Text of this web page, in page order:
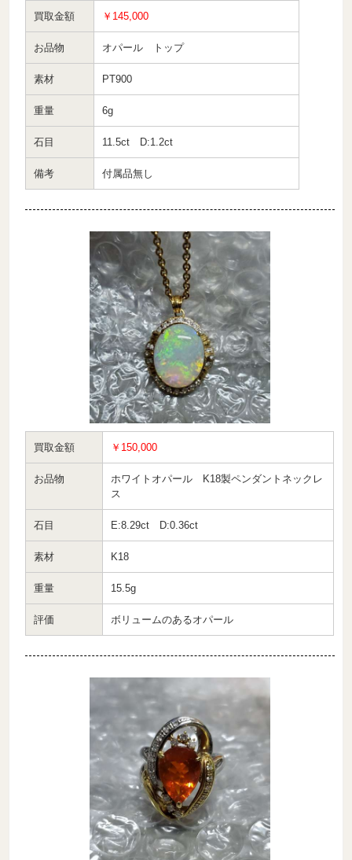
買取金額 ￥145,000
お品物 オパール トップ
素材 PT900
重量 6g
石目 11.5ct D:1.2ct
備考 付属品無し
買取金額 ￥150,000
お品物
ホワイトオパール K18製ペンダントネックレ
ス
石目 E:8.29ct D:0.36ct
素材 K18
重量 15.5g
評価 ボリュームのあるオパール